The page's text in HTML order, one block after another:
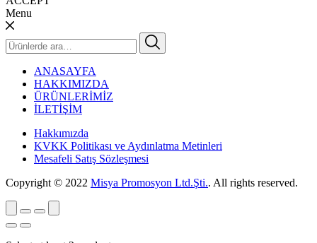
Menu
Ara:
ANASAYFA
HAKKIMIZDA
ÜRÜNLERİMİZ
İLETİŞİM
Hakkımızda
KVKK Politikası ve Aydınlatma Metinleri
Mesafeli Satış Sözleşmesi
Copyright © 2022 Misya Promosyon Ltd.Şti.. All rights reserved.